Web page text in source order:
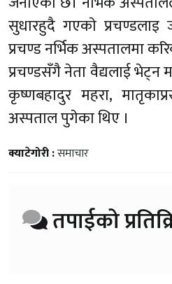
सुधारहुदै गएकाे प्रचण्डलाइ
प्रचण्ड नर्भिक अस्पतालमा
प्रचण्डसँगै नेता वैद्यलाई भेट्न
कृष्णबहादुर महरा,
अस्पताल पुगेका थिए ।
क्याटेगोरी :समाचार
तपाईको